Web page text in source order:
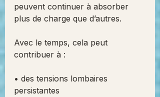
peuvent continuer à absorber
plus de charge que d’autres.
Avec le temps, cela peut
contribuer à :
• des tensions lombaires
persistantes